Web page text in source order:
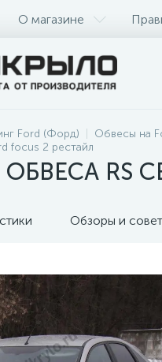
О магазине
Ford (Форд) Обвесы на
focus 2 рестайл
RS
Обзоры и